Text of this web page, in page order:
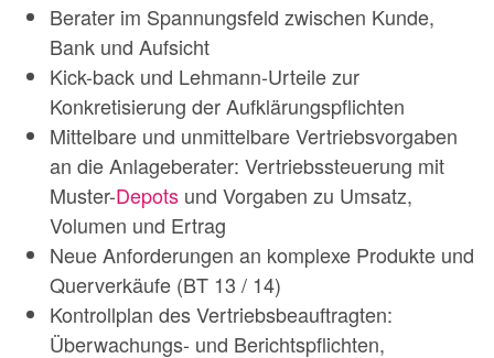
Berater im Spannungsfeld zwischen Kunde,
Bank und Aufsicht
Kick-back und Lehmann-Urteile zur
Konkretisierung der Aufklärungspflichten
Mittelbare und unmittelbare Vertriebsvorgaben
an die Anlageberater: Vertriebssteuerung mit
Muster-Depots und Vorgaben zu Umsatz,
Volumen und Ertrag
Neue Anforderungen an komplexe Produkte und
Querverkäufe (BT 13 / 14)
Kontrollplan des Vertriebsbeauftragten:
Überwachungs- und Berichtspflichten,